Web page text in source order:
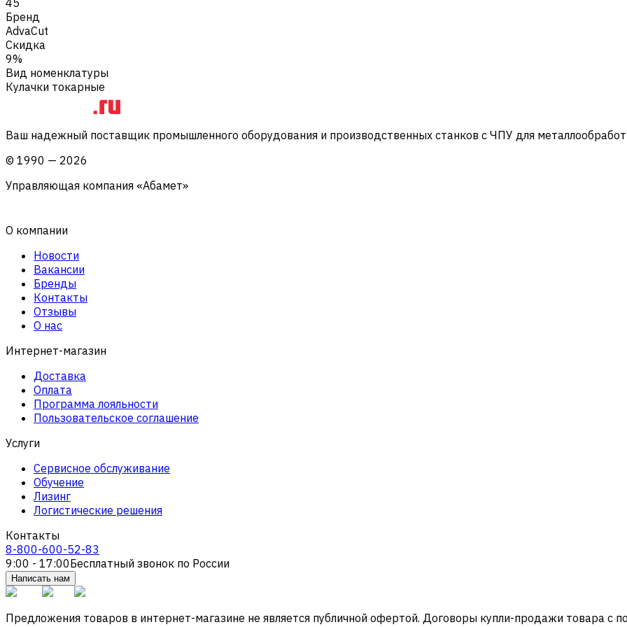
Бренд
AdvaCut
Скидка
9%
Вид номенклатуры
Кулачки токарные
Ваш надежный поставщик промышленного оборудования и производственных станков с ЧПУ для
© 1990 — 2026
Управляющая компания «Абамет»
О компании
Новости
Вакансии
Бренды
Контакты
Отзывы
О нас
Интернет-магазин
Доставка
Оплата
Программа лояльности
Пользовательское соглашение
Услуги
Сервисное обслуживание
Обучение
Лизинг
Логистические решения
Контакты
8-800-600-52-83
9:00 - 17:00Бесплатный звонок по России
Написать нам
Предложения товаров в интернет-магазине не является публичной офертой. Договоры купли-продажи товара